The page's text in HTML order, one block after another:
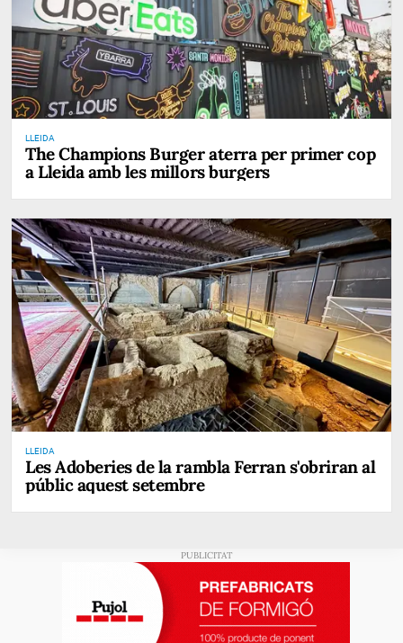
LLEIDA
The Champions Burger aterra per primer cop
a Lleida amb les millors burgers
LLEIDA
Les Adoberies de la rambla Ferran s'obriran al
públic aquest setembre